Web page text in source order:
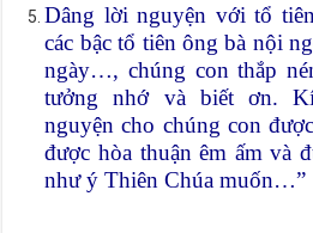
Dâng lời nguyện với tổ
các bậc tổ tiên ông bà nội
ngày…, chúng con thắp
tưởng nhớ và biết ơn.
nguyện cho chúng con
được hòa thuận êm ấm và
như ý Thiên Chúa muốn…”